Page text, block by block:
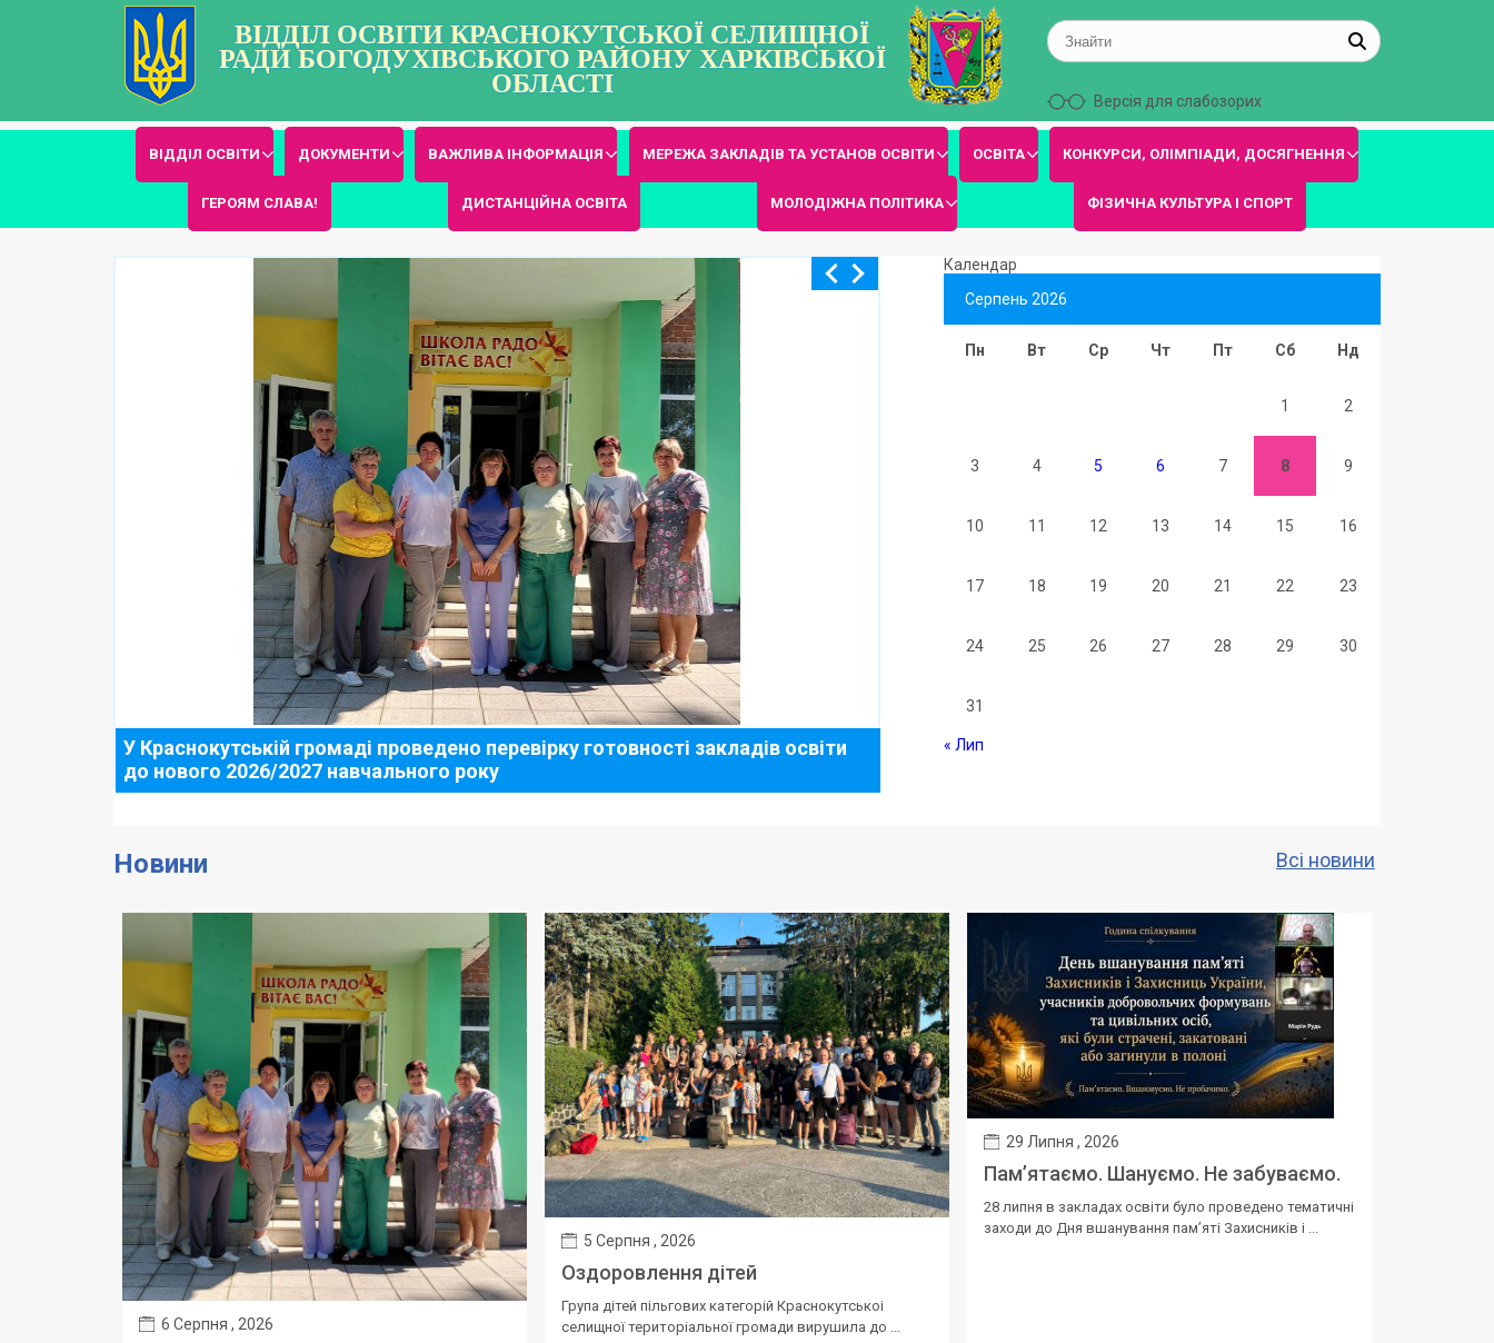
ВІДДІЛ ОСВІТИ КРАСНОКУТСЬКОЇ СЕЛИЩНОЇ
РАДИ БОГОДУХІВСЬКОГО РАЙОНУ ХАРКІВСЬКОЇ
ОБЛАСТІ
Версія для слабозорих
ВІДДІЛ ОСВІТИ ДОКУМЕНТИ ВАЖЛИВА ІНФОРМАЦІЯ МЕРЕЖА ЗАКЛАДІВ ТА УСТАНОВ ОСВІТИ ОСВІТА КОНКУРСИ, ОЛІМПІАДИ, ДОСЯГНЕННЯ
ГЕРОЯМ СЛАВА! ДИСТАНЦІЙНА ОСВІТА МОЛОДІЖНА ПОЛІТИКА ФІЗИЧНА КУЛЬТУРА І СПОРТ
У Краснокутській громаді проведено перевірку готовності закладів освіти
до нового 2026/2027 навчального року
Календар
Серпень 2026
Пн Вт Ср Чт Пт Сб Нд
1 2
3 4 5 6 7 8 9
10 11 12 13 14 15 16
17 18 19 20 21 22 23
24 25 26 27 28 29 30
31
« Лип
Новини Всі новини
6 Серпня , 2026
5 Серпня , 2026
Оздоровлення дітей
Група дітей пільгових категорій Краснокутськоі
селищної територіальної громади вирушила до ...
29 Липня , 2026
Пам’ятаємо. Шануємо. Не забуваємо.
28 липня в закладах освіти було проведено тематичні
заходи до Дня вшанування пам’яті Захисників і ...